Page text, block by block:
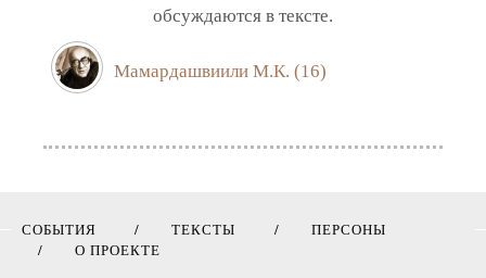
обсуждаются в тексте.
Мамардашвиили М.К. (16)
СОБЫТИЯ ТЕКСТЫ
ПЕРСОНЫ
О ПРОЕКТЕ